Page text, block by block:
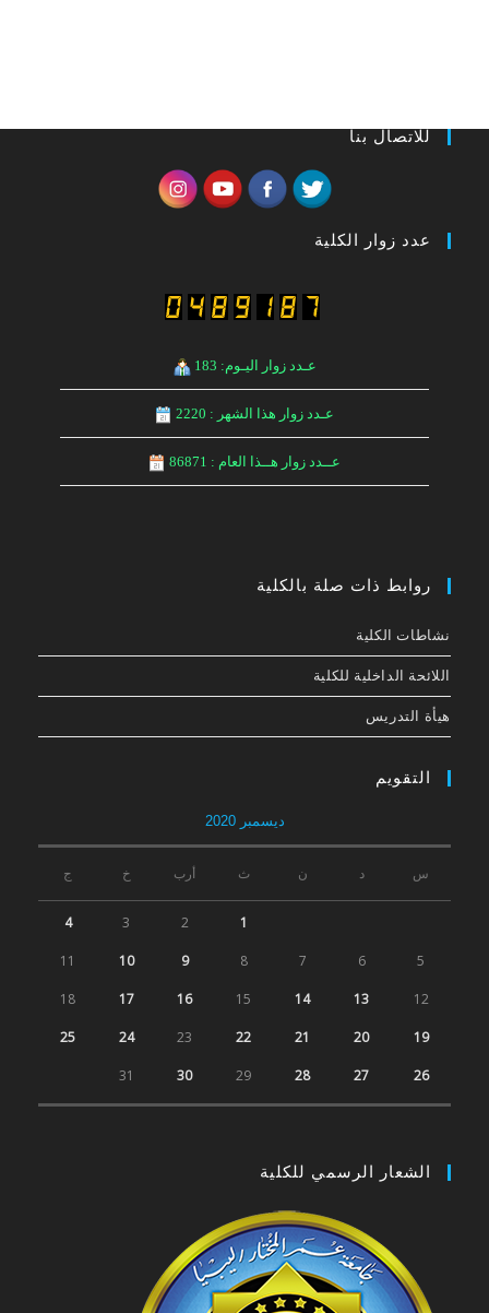
للاتصال بنا
عدد زوار الكلية
عـدد زوار اليـوم: 183
عـدد زوار هذا الشهر : 2220
عــدد زوار هــذا العام : 86871
روابط ذات صلة بالكلية
نشاطات الكلية
اللائحة الداخلیة للكلیة
هيأة التدريس
التقويم
ديسمبر 2020
س د ن ث أرب خ ج
1
2
3
4
5
6
7
8
9
10
11
12
13
14
15
16
17
18
19
20
21
22
23
24
25
26
27
28
29
30
31
الشعار الرسمي للكلية